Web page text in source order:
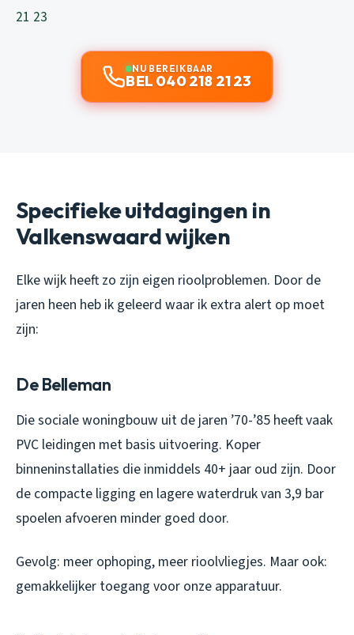
21 23
NU BEREIKBAAR
BEL 040 218 21 23
Specifieke uitdagingen in
Valkenswaard wijken
Elke wijk heeft zo zijn eigen rioolproblemen. Door de
jaren heen heb ik geleerd waar ik extra alert op moet
zijn:
De Belleman
Die sociale woningbouw uit de jaren ’70-’85 heeft vaak
PVC leidingen met basis uitvoering. Koper
binneninstallaties die inmiddels 40+ jaar oud zijn. Door
de compacte ligging en lagere waterdruk van 3,9 bar
spoelen afvoeren minder goed door.
Gevolg: meer ophoping, meer rioolvliegjes. Maar ook:
gemakkelijker toegang voor onze apparatuur.